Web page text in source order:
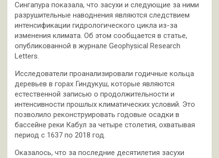
Сингапура показала, что засухи и следующие за ними
разрушительные наводнения являются следствием
интенсификации гидрологического цикла из-за
изменения климата. Об этом сообщается в статье,
опубликованной в журнале Geophysical Research
Letters.
Исследователи проанализировали годичные кольца
деревьев в горах Гиндукуш, которые являются
естественной записью о продолжительности и
интенсивности прошлых климатических условий. Это
позволило реконструировать годовые осадки в
бассейне реки Кабул за четыре столетия, охватывая
период с 1637 по 2018 год.
Оказалось, что за последние десятилетия засухи